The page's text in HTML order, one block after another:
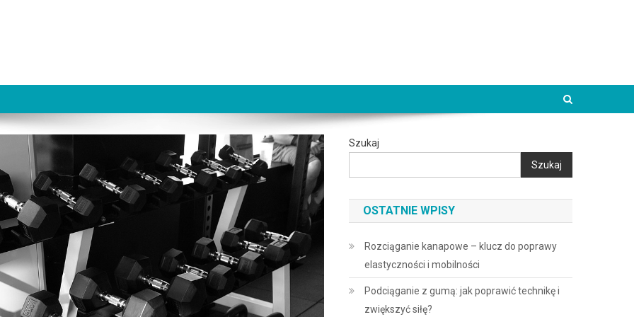
Szukaj
Szukaj
OSTATNIE WPISY
Rozciąganie kanapowe – klucz do poprawy
elastyczności i mobilności
Podciąganie z gumą: jak poprawić technikę i
zwiększyć siłę?